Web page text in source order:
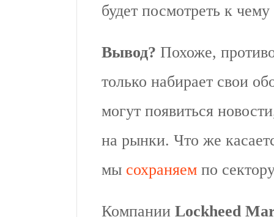
будет посмотреть к
Вывод? Похоже,
только набирает свои
могут появиться
на рынки. Что же
мы сохраняем по
Компании Lockheed